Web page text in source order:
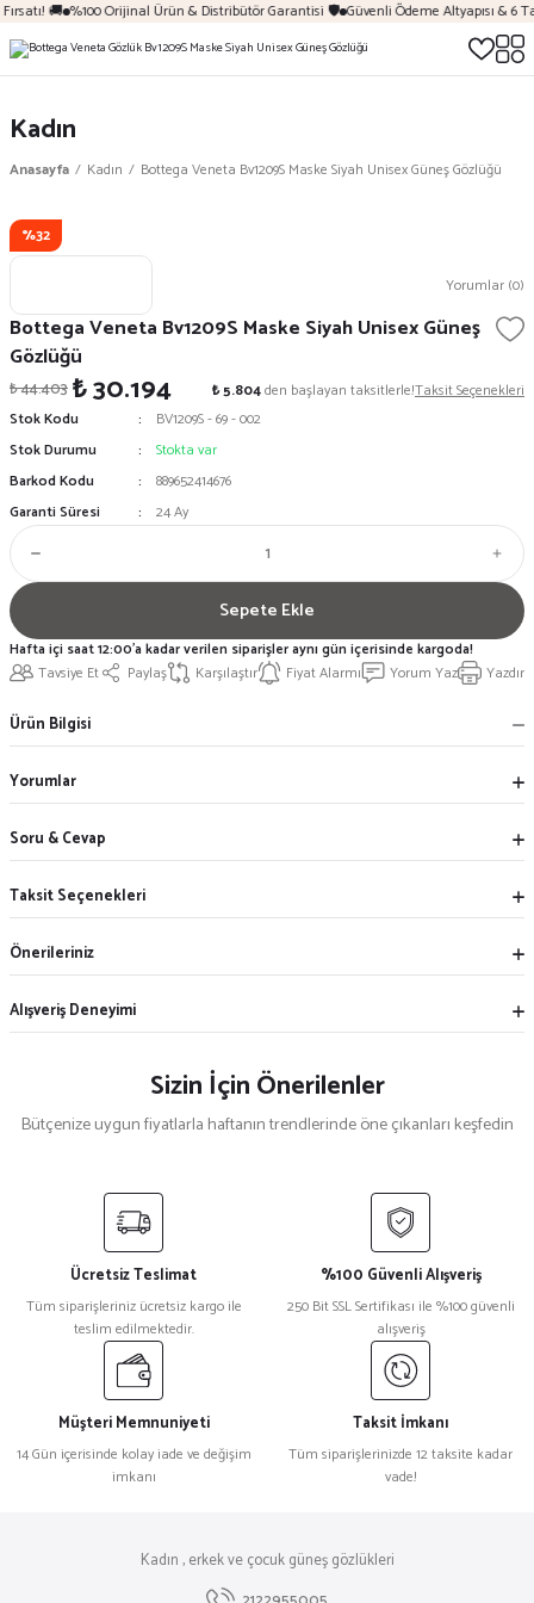
🚚 %100 Orijinal Ürün & Distribütör Garantisi 🛡️ Güvenli Ödeme Altyapısı & 6
Kadın
Anasayfa Kadın Bottega Veneta Bv1209S Maske Siyah Unisex Güneş Gözlüğü
%32
Yorumlar (0)
Bottega Veneta Bv1209S Maske Siyah Unisex Güneş
Gözlüğü
₺ 44.403₺ 30.194 ₺ 5.804den başlayan taksitlerle!Taksit Seçenekleri
Stok Kodu
BV1209S - 69 - 002
Stok Durumu
Stokta var
Barkod Kodu
889652414676
Garanti Süresi
24 Ay
Sepete Ekle
Tavsiye Et Paylaş Karşılaştır Fiyat Alarmı Yorum Yaz Yazdır
Hafta içi saat 12:00'a kadar verilen siparişler aynı gün içerisinde kargoda!
Ürün Bilgisi
Yorumlar
Soru & Cevap
Taksit Seçenekleri
Önerileriniz
Alışveriş Deneyimi
Sizin İçin Önerilenler
Bütçenize uygun fiyatlarla haftanın trendlerinde öne çıkanları keşfedin
Hugo Boss 1506/S Şeffaf Yuvarlak Erkek Güneş Gözlüğü
₺ 10.765
Gucci Gg1188s 58 002 Siyah Unisex Güneş Gözlüğü
Marc Jacobs MJ 1075/S Leopar Kadın Güneş Gözlüğü
Ücretsiz Teslimat
Tüm siparişleriniz ücretsiz kargo ile
teslim edilmektedir.
%100 Güvenli Alışveriş
250 Bit SSL Sertifikası ile %100 güvenli
alışveriş
Müşteri Memnuniyeti
14 Gün içerisinde kolay iade ve değişim
imkanı
Taksit İmkanı
Tüm siparişlerinizde 12 taksite kadar
vade!
Kadın , erkek ve çocuk güneş gözlükleri